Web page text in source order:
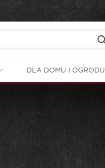
DLA DOMU I OGRODU